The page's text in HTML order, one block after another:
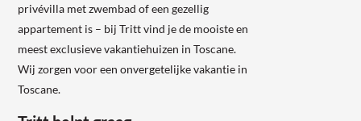
privévilla met zwembad of een gezellig
appartement is – bij Tritt vind je de mooiste en
meest exclusieve vakantiehuizen in Toscane.
Wij zorgen voor een onvergetelijke vakantie in
Toscane.